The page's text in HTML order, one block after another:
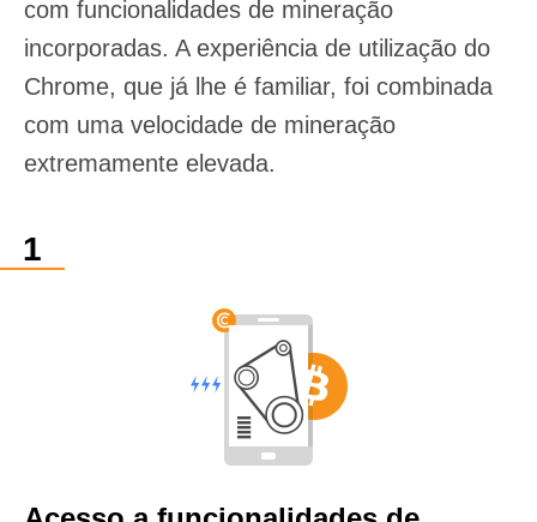
com funcionalidades de mineração
incorporadas. A experiência de utilização do
Chrome, que já lhe é familiar, foi combinada
com uma velocidade de mineração
extremamente elevada.